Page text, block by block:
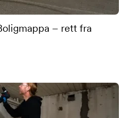
– rett fra